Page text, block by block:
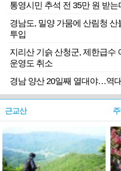
통영시민 추석 전 35만 원 받는
경남도, 밀양 가뭄에 산림청
투입
지리산 기슭 산청군, 제한급수
운영도 취소
경남 양산 20일째 열대야…역
근교산